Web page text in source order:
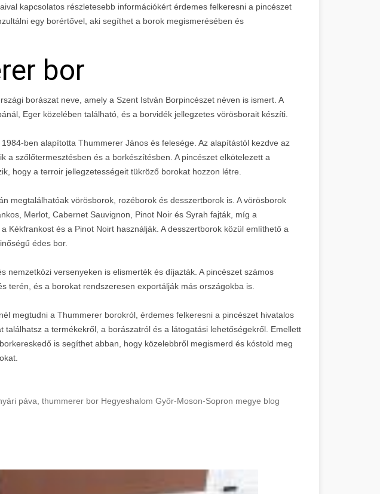
kapcsolatos részletesebb információkért érdemes felkeresni a pincészet
egy borértővel, aki segíthet a borok megismerésében és
bor
borászat neve, amely a Szent István Borpincészet néven is ismert. A
Eger közelében található, és a borvidék jellegzetes vörösborait készíti.
ben alapította Thummerer János és felesége. Az alapítástól kezdve az
a szőlőtermesztésben és a borkészítésben. A pincészet elkötelezett a
hogy a terroir jellegzetességeit tükröző borokat hozzon létre.
megtalálhatóak vörösborok, rozéborok és desszertborok is. A vörösborok
Merlot, Cabernet Sauvignon, Pinot Noir és Syrah fajták, míg a
Kékfrankost és a Pinot Noirt használják. A desszertborok közül említhető a
édes bor.
nemzetközi versenyeken is elismerték és díjazták. A pincészet számos
terén, és a borokat rendszeresen exportálják más országokba is.
megtudni a Thummerer borokról, érdemes felkeresni a pincészet hivatalos
találhatsz a termékekről, a borászatról és a látogatási lehetőségekről. Emellett
is segíthet abban, hogy közelebbről megismerd és kóstold meg
páva, thummerer bor Hegyeshalom Győr-Moson-Sopron megye blog